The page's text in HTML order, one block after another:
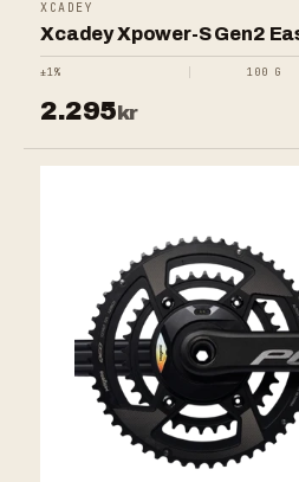
XCADEY
Xcadey Xpower-S Gen2
±1% 100 G
2.295kr